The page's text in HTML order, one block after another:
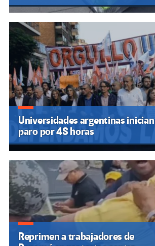
Universidades argentinas inician
paro por 48 horas
Reprimen a trabajadores de